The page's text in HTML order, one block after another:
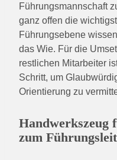
Führungsmannschaft
ganz offen die
Führungsebene
das Wie. Für die
restlichen Mitarbeiter
Schritt, um
Orientierung zu
Handwerkszeug
zum